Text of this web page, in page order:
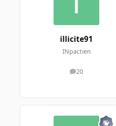
illicite91
INpactien
20
messages